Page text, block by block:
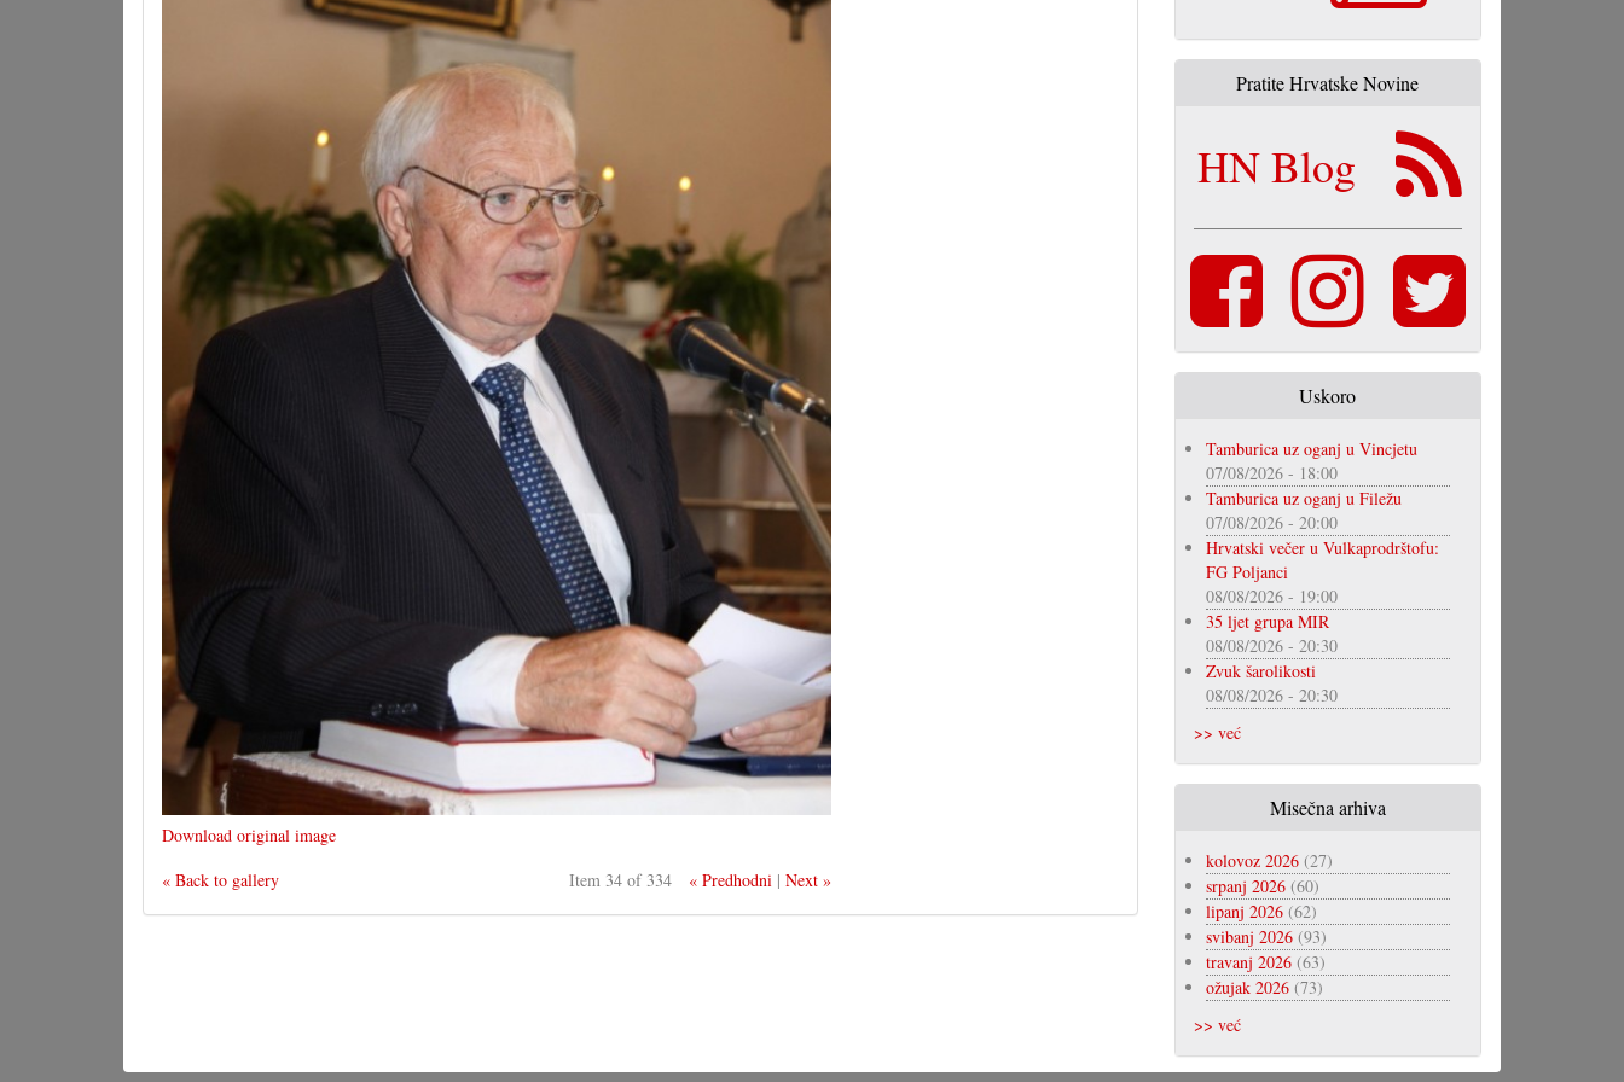
Download original image
« Back to gallery
Item 34 of 334 « Predhodni |Next »
Pratite Hrvatske Novine
HN Blog
Uskoro
Tamburica uz oganj u Vincjetu
07/08/2026 - 18:00
Tamburica uz oganj u Filežu
07/08/2026 - 20:00
Hrvatski večer u Vulkaprodrštofu:
FG Poljanci
08/08/2026 - 19:00
35 ljet grupa MIR
08/08/2026 - 20:30
Zvuk šarolikosti
08/08/2026 - 20:30
>> već
Misečna arhiva
kolovoz 2026(27)
srpanj 2026(60)
lipanj 2026(62)
svibanj 2026(93)
travanj 2026(63)
ožujak 2026(73)
>> već